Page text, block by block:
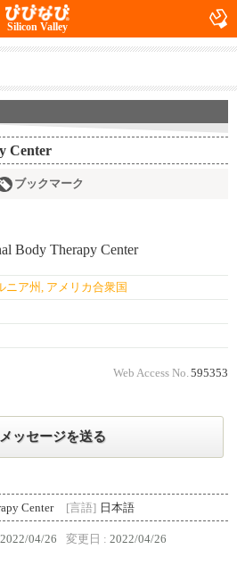
Silicon Valley
Center
ブックマーク
ニア州, アメリカ合衆国
Web Access No. 595353
メッセージを送る
Center [言語] 日本語
2022/04/26 変更日 : 2022/04/26